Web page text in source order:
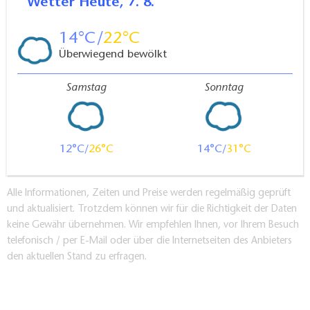
Verleih/Sender: Antaeus Film- und
Fernsehproduktion GmbH (Alexander Gehrke und
Finn Freund), Rundfunk Berlin-Brandenburg
Besetzung: Llewellyn Reichmann, Jonas Nay, Katja
Flint, Uwe Kockisch, Veit Stübner
Hänsel und Gretel
Genre: Märchenfilm
Beschreibung: Die Stiefmutter von Hänsel und
Gretel will die Kinder loswerden, um die Familie
satt zu bekommen. Schweren Herzens stimmt der
Wetter Heute, 7. 8.
14 22
Überwiegend bewölkt
Samstag
12 26
Sonntag
14 31
Alle Informationen, Zeiten und Preise werden regelmäßig geprüft
und aktualisiert. Trotzdem können wir für die Richtigkeit der Daten
keine Gewähr übernehmen. Wir empfehlen Ihnen, vor Ihrem Besuch
telefonisch / per E-Mail oder über die Internetseiten des Anbieters
den aktuellen Stand zu erfragen.